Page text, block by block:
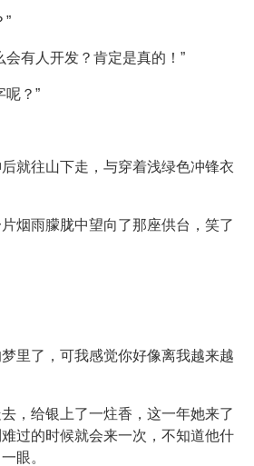
”
会有人开发？肯定是真的！”
呢？”
就往山下走，与穿着浅绿色冲锋衣
烟雨朦胧中望向了那座供台，笑了
里了，可我感觉你好像离我越来越
，给银上了一炷香，这一年她来了
过的时候就会来一次，不知道他什
眼。